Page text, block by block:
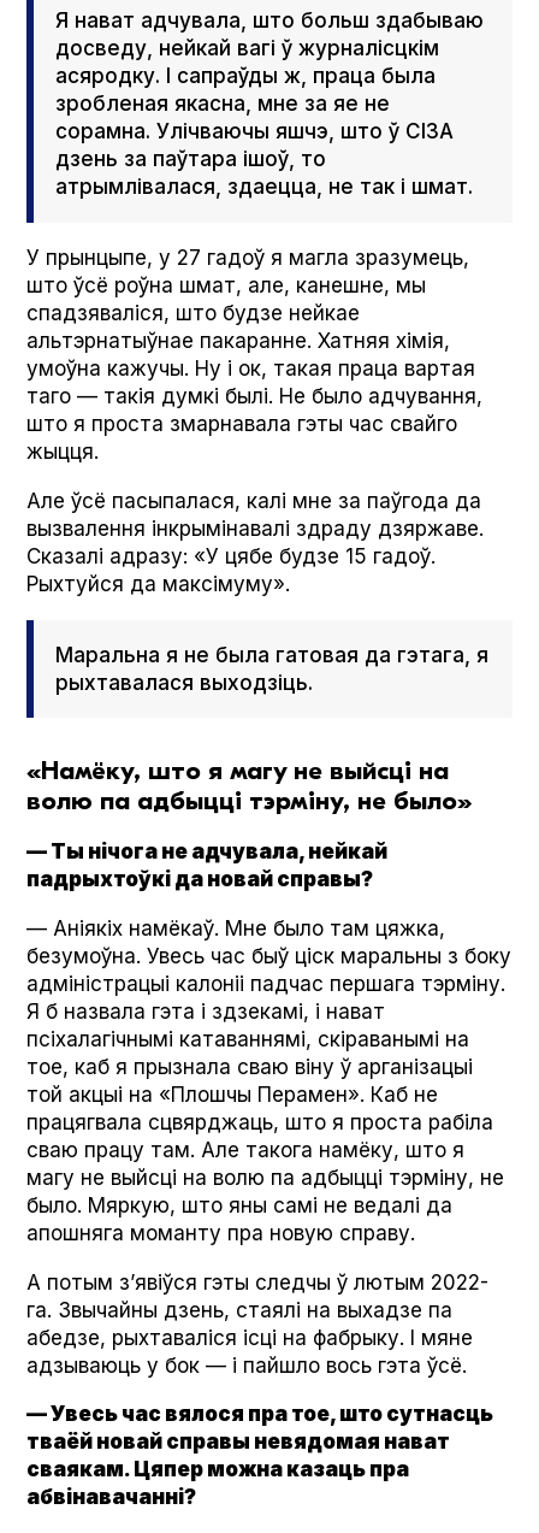
Я нават адчувала, што больш здабываю
досведу, нейкай вагі ў журналісцкім
асяродку. І сапраўды ж, праца была
зробленая якасна, мне за яе не
сорамна. Улічваючы яшчэ, што ў СІЗА
дзень за паўтара ішоў, то
атрымлівалася, здаецца, не так і шмат.
У прынцыпе, у 27 гадоў я магла зразумець,
што ўсё роўна шмат, але, канешне, мы
спадзяваліся, што будзе нейкае
альтэрнатыўнае пакаранне. Хатняя хімія,
умоўна кажучы. Ну і ок, такая праца вартая
таго — такія думкі былі. Не было адчування,
што я проста змарнавала гэты час свайго
жыцця.
Але ўсё пасыпалася, калі мне за паўгода да
вызвалення інкрымінавалі здраду дзяржаве.
Сказалі адразу: «У цябе будзе 15 гадоў.
Рыхтуйся да максімуму».
Маральна я не была гатовая да гэтага, я
рыхтавалася выходзіць.
«Намёку, што я магу не выйсці на
волю па адбыцці тэрміну, не было»
— Ты нічога не адчувала, нейкай
падрыхтоўкі да новай справы?
— Аніякіх намёкаў. Мне было там цяжка,
безумоўна. Увесь час быў ціск маральны з боку
адміністрацыі калоніі падчас першага тэрміну.
Я б назвала гэта і здзекамі, і нават
псіхалагічнымі катаваннямі, скіраванымі на
тое, каб я прызнала сваю віну ў арганізацыі
той акцыі на «Плошчы Перамен». Каб не
працягвала сцвярджаць, што я проста рабіла
сваю працу там. Але такога намёку, што я
магу не выйсці на волю па адбыцці тэрміну, не
было. Мяркую, што яны самі не ведалі да
апошняга моманту пра новую справу.
А потым з’явіўся гэты следчы ў лютым 2022-
га. Звычайны дзень, стаялі на выхадзе па
абедзе, рыхтаваліся ісці на фабрыку. І мяне
адзываюць у бок — і пайшло вось гэта ўсё.
— Увесь час вялося пра тое, што сутнасць
тваёй новай справы невядомая нават
сваякам. Цяпер можна казаць пра
абвінавачанні?